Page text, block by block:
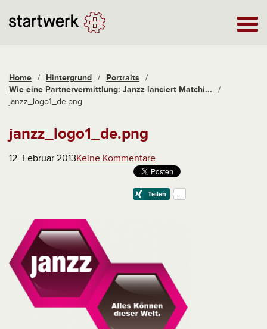
Home / Hintergrund / Portraits /
Wie eine Partnervermittlung: Janzz lanciert Matchi...
/
janzz_logo1_de.png
janzz_logo1_de.png
12. Februar 2013Keine Kommentare